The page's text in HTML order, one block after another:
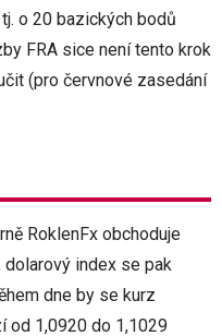
o 20 bazických bodů
FRA sice není tento krok
(pro červnové zasedání
RoklenFx obchoduje
dolarový index se pak
dne by se kurz
od 1,0920 do 1,1029